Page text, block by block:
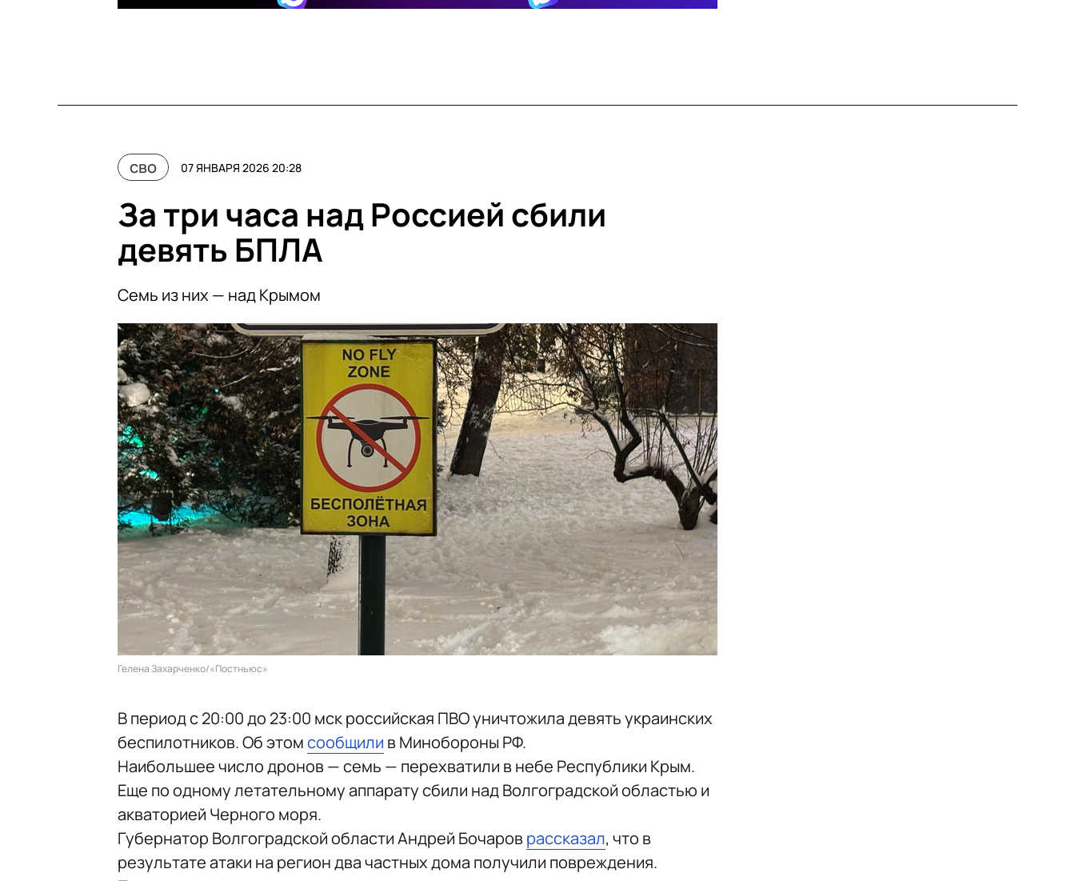
сво 07 ЯНВАРЯ 2026 20:28
За три часа над Россией сбили
девять БПЛА
Семь из них — над Крымом
Гелена Захарченко/«Постньюс»
В период с 20:00 до 23:00 мск российская ПВО уничтожила девять украинских
беспилотников. Об этомсообщили в Минобороны РФ.
Наибольшее число дронов — семь — перехватили в небе Республики Крым.
Еще по одному летательному аппарату сбили над Волгоградской областью и
акваторией Черного моря.
Губернатор Волгоградской области Андрей Бочаров рассказал, что в
результате атаки на регион два частных дома получили повреждения.